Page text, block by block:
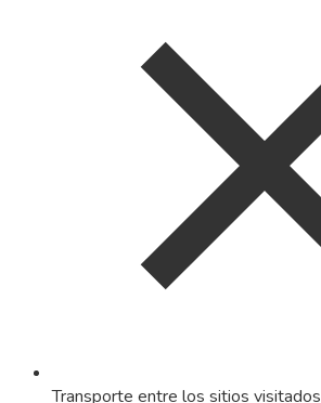
Transporte entre los sitios visitados